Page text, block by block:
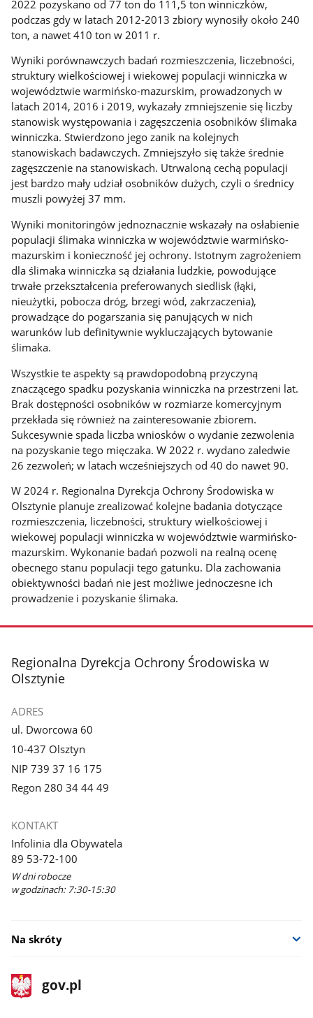
2022 pozyskano od 77 ton do 111,5 ton winniczków,
podczas gdy w latach 2012-2013 zbiory wynosiły około 240
ton, a nawet 410 ton w 2011 r.
Wyniki porównawczych badań rozmieszczenia, liczebności,
struktury wielkościowej i wiekowej populacji winniczka w
województwie warmińsko-mazurskim, prowadzonych w
latach 2014, 2016 i 2019, wykazały zmniejszenie się liczby
stanowisk występowania i zagęszczenia osobników ślimaka
winniczka. Stwierdzono jego zanik na kolejnych
stanowiskach badawczych. Zmniejszyło się także średnie
zagęszczenie na stanowiskach. Utrwaloną cechą populacji
jest bardzo mały udział osobników dużych, czyli o średnicy
muszli powyżej 37 mm.
Wyniki monitoringów jednoznacznie wskazały na osłabienie
populacji ślimaka winniczka w województwie warmińsko-
mazurskim i konieczność jej ochrony. Istotnym zagrożeniem
dla ślimaka winniczka są działania ludzkie, powodujące
trwałe przekształcenia preferowanych siedlisk (łąki,
nieużytki, pobocza dróg, brzegi wód, zakrzaczenia),
prowadzące do pogarszania się panujących w nich
warunków lub definitywnie wykluczających bytowanie
ślimaka.
Wszystkie te aspekty są prawdopodobną przyczyną
znaczącego spadku pozyskania winniczka na przestrzeni lat.
Brak dostępności osobników w rozmiarze komercyjnym
przekłada się również na zainteresowanie zbiorem.
Sukcesywnie spada liczba wniosków o wydanie zezwolenia
na pozyskanie tego mięczaka. W 2022 r. wydano zaledwie
26 zezwoleń; w latach wcześniejszych od 40 do nawet 90.
W 2024 r. Regionalna Dyrekcja Ochrony Środowiska w
Olsztynie planuje zrealizować kolejne badania dotyczące
rozmieszczenia, liczebności, struktury wielkościowej i
wiekowej populacji winniczka w województwie warmińsko-
mazurskim. Wykonanie badań pozwoli na realną ocenę
obecnego stanu populacji tego gatunku. Dla zachowania
obiektywności badań nie jest możliwe jednoczesne ich
prowadzenie i pozyskanie ślimaka.
stopka
Regionalna Dyrekcja Ochrony Środowiska w
Olsztynie
ADRES
ul. Dworcowa 60
10-437 Olsztyn
NIP 739 37 16 175
Regon 280 34 44 49
KONTAKT
Infolinia dla Obywatela
89 53-72-100
W dni robocze
w godzinach: 7:30-15:30
Na skróty
stopka
gov.pl
Strona
gov.pl